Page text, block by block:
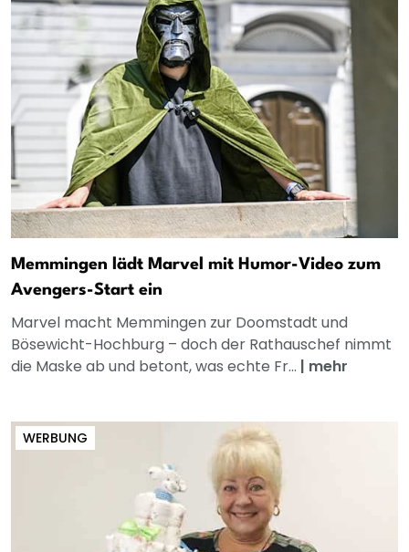
Memmingen lädt Marvel mit Humor-Video zum
Avengers-Start ein
Marvel macht Memmingen zur Doomstadt und
Bösewicht-Hochburg – doch der Rathauschef nimmt
die Maske ab und betont, was echte Fr... | mehr
WERBUNG